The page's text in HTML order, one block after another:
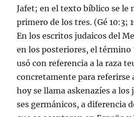
Jafet; en el texto bí­blico se le
primero de los tres. (Gé 10:3;
En los escritos judaicos del
en los posteriores, el término
usó con referencia a la raza
concretamente para referirse
hoy se llama askenazí­es a
ses germánicos, a diferencia